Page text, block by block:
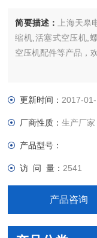
简要描述：
上海天
缩机,活塞式空压机,
空压机配件等产品，
更新时间： 2017-
厂商性质：生产厂家
产品型号：
访 问 量： 2541
产品咨询